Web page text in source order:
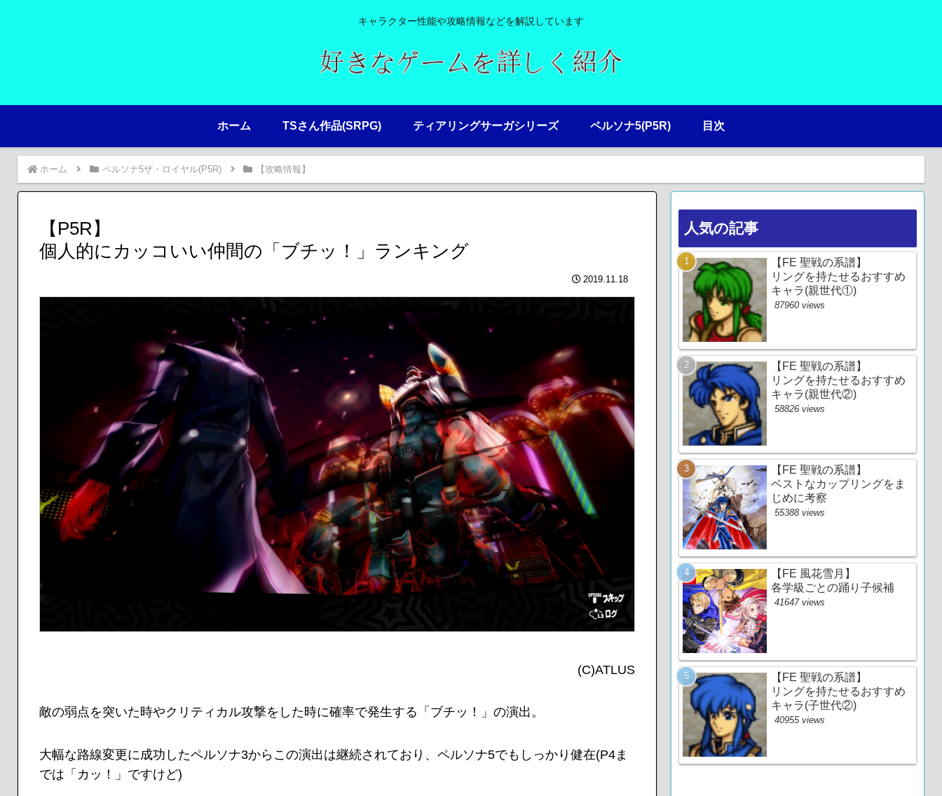
キャラクター性能や攻略情報などを解説しています
ホーム TSさん作品(SRPG) ティアリングサーガシリーズ ペルソナ5(P5R) 目次
ホーム ペルソナ5ザ・ロイヤル(P5R) 【攻略情報】
【P5R】
個人的にカッコいい仲間の「ブチッ！」ランキング
2019.11.18
(C)ATLUS
敵の弱点を突いた時やクリティカル攻撃をした時に確率で発生する「ブチッ！」の演出。
大幅な路線変更に成功したペルソナ3からこの演出は継続されており、ペルソナ5でもしっかり健在(P4ま
では「カッ！」ですけど)
人気の記事
【FE 聖戦の系譜】
リングを持たせるおすすめ
キャラ(親世代①)
87960 views
【FE 聖戦の系譜】
リングを持たせるおすすめ
キャラ(親世代②)
58826 views
【FE 聖戦の系譜】
ベストなカップリングをま
じめに考察
55388 views
【FE 風花雪月】
各学級ごとの踊り子候補
41647 views
【FE 聖戦の系譜】
リングを持たせるおすすめ
キャラ(子世代②)
40955 views